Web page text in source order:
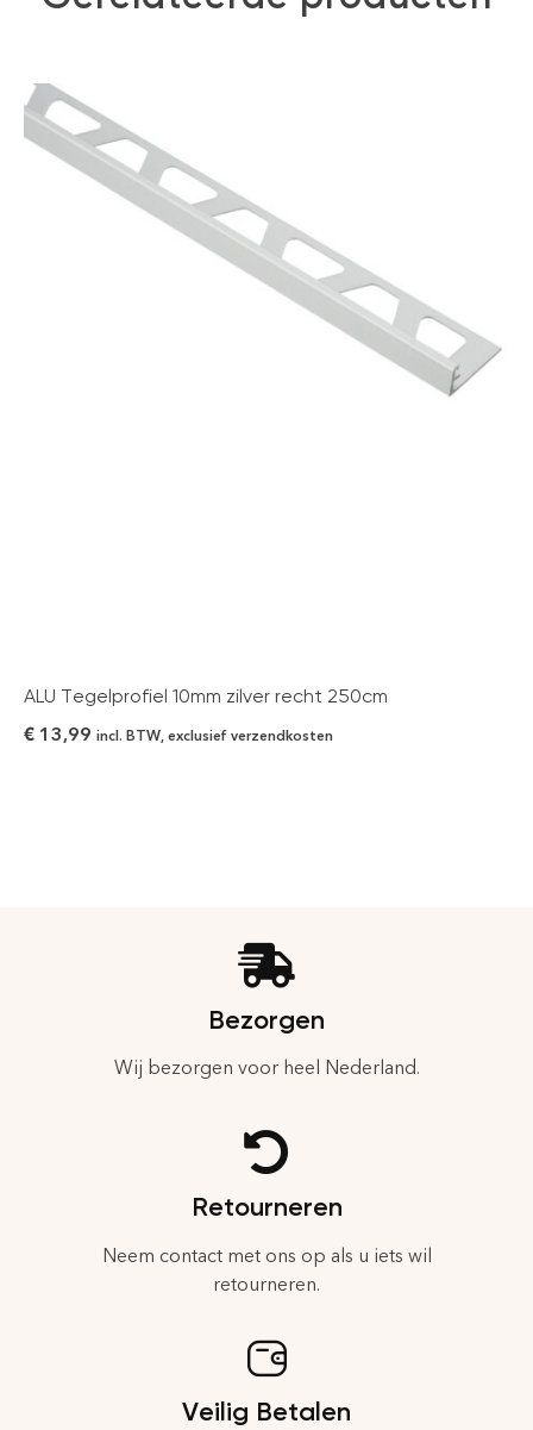
ALU Tegelprofiel 10mm zilver recht 250cm
€ 13,99 incl. BTW, exclusief verzendkosten
Bezorgen
Wij bezorgen voor heel Nederland.
Retourneren
Neem contact met ons op als u iets wil
retourneren.
Veilig Betalen